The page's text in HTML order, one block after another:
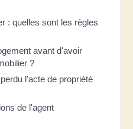
: quelles sont les règles
avant d'avoir
?
l'acte de propriété
de l'agent